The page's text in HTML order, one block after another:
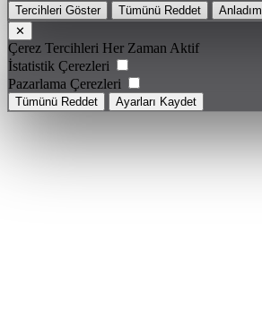
Tercihleri Göster Tümünü Reddet
Anladım
✕
Çerez Tercihleri Her Zaman Aktif
İstatistik Çerezleri
Pazarlama Çerezleri
Tümünü Reddet Ayarları Kaydet